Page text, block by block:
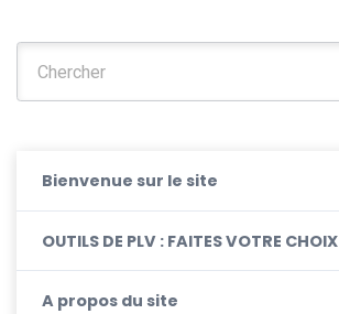
Bienvenue sur le site
OUTILS DE PLV : FAITES VOTRE CHOIX
A propos du site